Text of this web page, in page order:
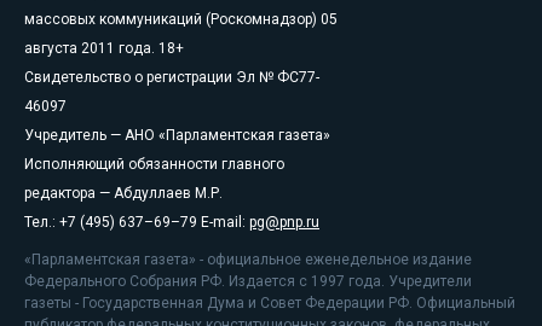
массовых коммуникаций (Роскомнадзор) 05
августа 2011 года. 18+
Свидетельство о регистрации Эл № ФС77-
46097
Учредитель — АНО «Парламентская газета»
Исполняющий обязанности главного
редактора — Абдуллаев М.Р.
Тел.: +7 (495) 637–69–79 E-mail: pg@pnp.ru
«Парламентская газета» - официальное еженедельное издание
Федерального Собрания РФ. Издается с 1997 года. Учредители
газеты - Государственная Дума и Совет Федерации РФ. Официальный